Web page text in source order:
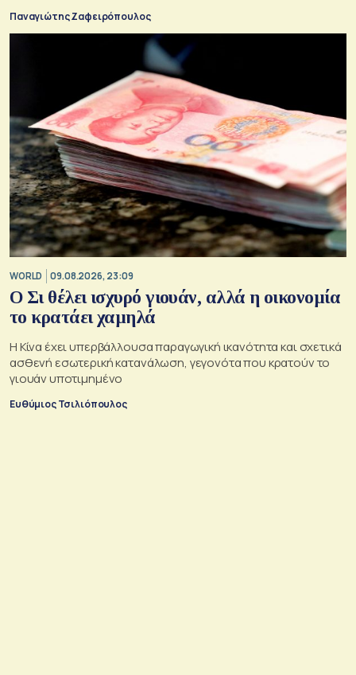
Παναγιώτης Ζαφειρόπουλος
WORLD 09.08.2026, 23:09
Ο Σι θέλει ισχυρό γιουάν, αλλά η οικονομία
το κρατάει χαμηλά
Η Κίνα έχει υπερβάλλουσα παραγωγική ικανότητα και σχετικά
ασθενή εσωτερική κατανάλωση, γεγονότα που κρατούν το
γιουάν υποτιμημένο
Ευθύμιος Τσιλιόπουλος